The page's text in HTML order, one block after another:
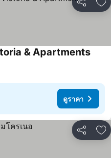
แชร์ เ
& Apartments
ดูราคา
แชร์ เ